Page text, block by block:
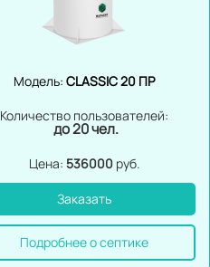
Модель: CLASSIC 20 ПР
Количество пользователей:
до 20 чел.
Цена: 536000 руб.
Заказать
Подробнее о септике